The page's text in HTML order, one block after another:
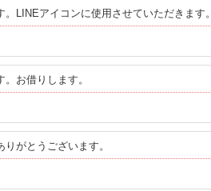
LINEアイコンに使用させていただきます。
お借りします。
がとうございます。